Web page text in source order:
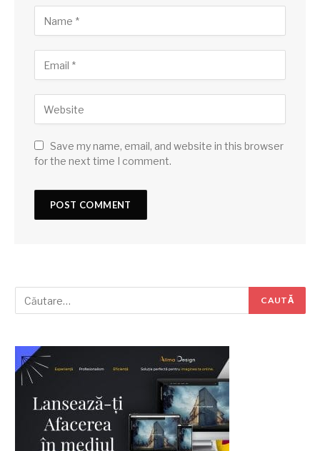
Save my name, email, and website in this browser
for the next time I comment.